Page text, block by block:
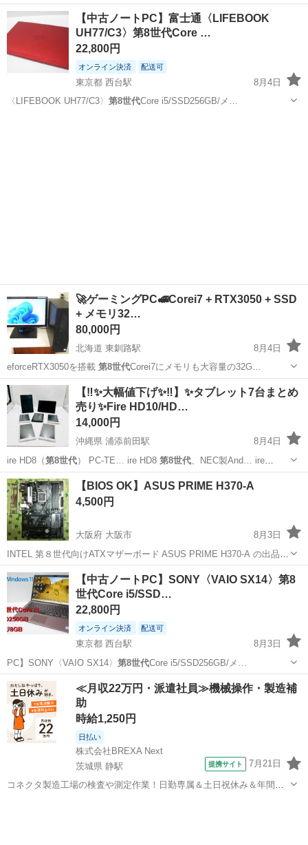
256GBを積んで Windows11 25H2までBIOS含めて アップデートして
あります。 少し液晶にくもりありで、念の為 液晶交換しました。 明
るく綺麗に...
神奈川 横浜市 吉野町駅 ノートパソコン
【中古ノートPC】富士通〈LIFEBOOK
UH77/C3〉第8世代Core …
22,800円
オンライン決済 配送可
東京都 西台駅
8月4日
〈LIFEBOOK UH77/C3〉 第8世代Core i5/SSD256GB/メ…
🚀ゲーミングPC🚅Corei7 + RTX3050 + SSD
+ メモリ32…
80,000円
北海道 東釧路駅
8月4日
eforceRTX3050を搭載 第8世代Corei7にメモリも大容量の32G…
北海道 釧路市 東釧路駅 デスクトップパソコン RTX
【‼️✨大幅値下げ✨‼️】✨タブレット7台まとめ
売り✨Fire HD10/HD…
14,000円
沖縄県 浦添前田駅
8月4日
ire HD8（第8世代） PC-TE… ire HD8 第8世代、NEC製And… ire
HD8（第8世代） ・NEC …
沖縄 浦添市 浦添前田駅
【BIOS OK】ASUS PRIME H370-A
4,500円
大阪府 大阪市
8月3日
INTEL 第８世代向けATXマザーボード ASUS PRIME H370-A の出品と
なります。 手持ちのメモリとCPUを装着してBIOS起動するところま
で確認しています。 参考までに動作確認に使用したCPUはi7 ...
大阪 大阪市 PCパーツ BIOS
【中古ノートPC】SONY〈VAIO SX14〉第8
世代Core i5/SSD…
22,800円
オンライン決済 配送可
東京都 西台駅
8月3日
PC】SONY〈VAIO SX14〉 第8世代Core i5/SSD256GB/メ…
東京 板橋区 西台駅 ノートパソコン
≪月収22万円・派遣社員≫機械操作・製造補
助
時給1,250円
日払い
株式会社BREXA Next
茨城県 静駅
提携サイト 7月21日
コネクタ製造工場の検査や測定作業！日勤専属＆土日祝休み＆年間休